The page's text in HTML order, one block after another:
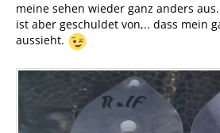
meine sehen wieder ganz anders aus.
ist aber geschuldet von,.. dass mein
aussieht.